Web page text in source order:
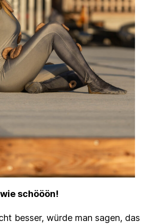
schööön!
besser, würde man sagen, das